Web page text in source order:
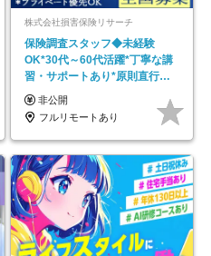
株式会社損害保険リサーチ
保険調査スタッフ◆未経験
OK*30代～60代活躍*丁寧な講
習・サポートあり*原則直行直
帰／全国募集・業務委託
非公開
フルリモートあり